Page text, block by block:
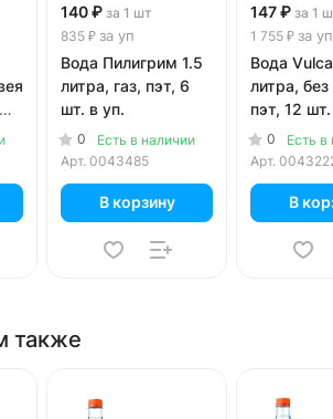
140 ₽ за 1 шт
835 ₽ за уп
Вода Пилигрим 1.5
литра, газ, пэт, 6
шт. в уп.
0
Есть в наличии
Арт. 0043485
В корзину
147 ₽ за 1
1 755 ₽ за уп
Вода
литра, без
пэт, 12
0
Есть в
Арт.
В
также